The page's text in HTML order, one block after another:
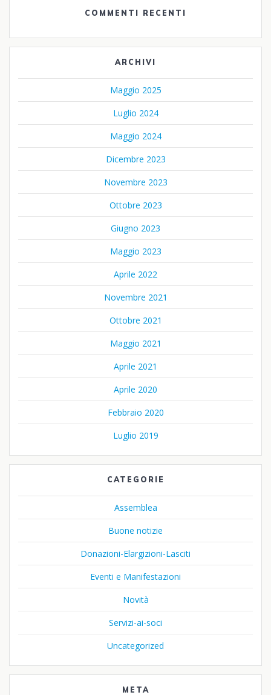
COMMENTI RECENTI
ARCHIVI
Maggio 2025
Luglio 2024
Maggio 2024
Dicembre 2023
Novembre 2023
Ottobre 2023
Giugno 2023
Maggio 2023
Aprile 2022
Novembre 2021
Ottobre 2021
Maggio 2021
Aprile 2021
Aprile 2020
Febbraio 2020
Luglio 2019
CATEGORIE
Assemblea
Buone notizie
Donazioni-Elargizioni-Lasciti
Eventi e Manifestazioni
Novità
Servizi-ai-soci
Uncategorized
META